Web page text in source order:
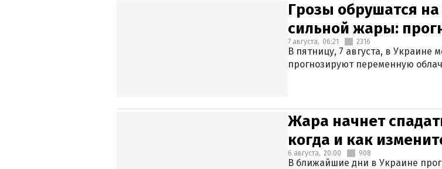
Грозы обрушатся
сильной жары:
7 августа, 06:21 2316
В пятницу, 7 августа, в Украине
прогнозируют переменную
Жара начнет
когда и как
6 августа, 20:00 908
В ближайшие дни в Украине